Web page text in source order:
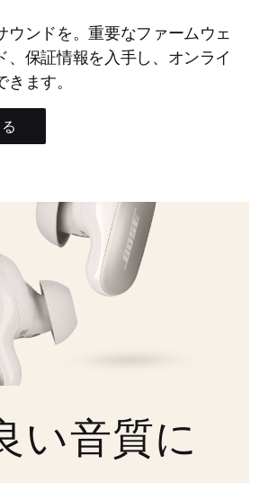
ウンドを。重要なファームウェ
、保証情報を入手し、オンライ
ます。
い音質に